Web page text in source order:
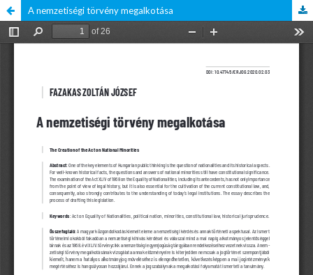
A nemzetiségi törvény megalkotása